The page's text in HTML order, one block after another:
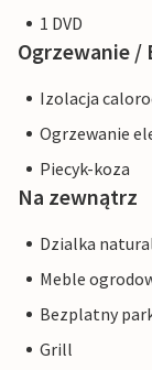
1 DVD
Ogrzewanie /
Izolacja
Ogrzewanie
Piecyk-koza
Na zewnątrz
Dzialka
Meble
Bezplatny
Grill